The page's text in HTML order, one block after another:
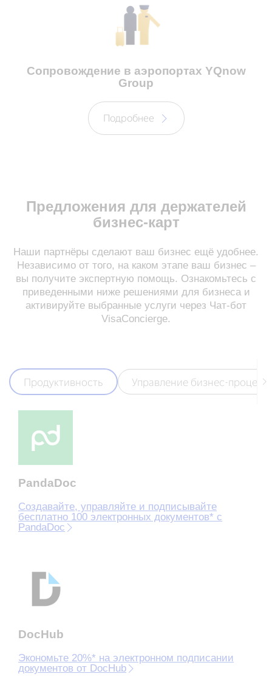
Сопровождение в аэропортах YQnow
Group
Подробнее
Предложения для держателей
бизнес-карт
Наши партнёры сделают ваш бизнес ещё удобнее.
Независимо от того, на каком этапе ваш бизнес –
вы получите экспертную помощь. Ознакомьтесь с
приведенными ниже решениями для бизнеса и
активируйте выбранные услуги через Чат-бот
VisaConcierge.
Продуктивность Управление бизнес-
PandaDoc
Создавайте, управляйте и подписывайте
бесплатно 100 электронных документов* с
PandaDoc
DocHub
Экономьте 20%* на электронном подписании
документов от DocHub